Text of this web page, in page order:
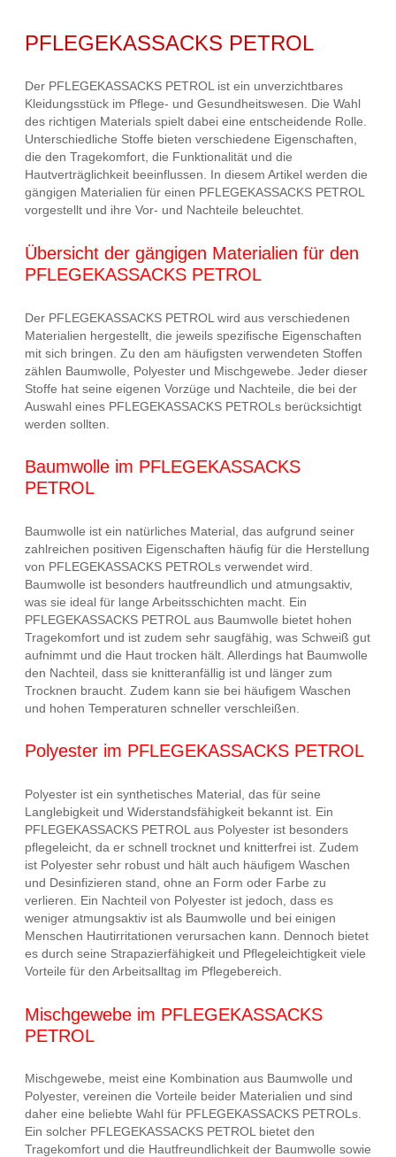
PFLEGEKASSACKS PETROL
Der PFLEGEKASSACKS PETROL ist ein unverzichtbares
Kleidungsstück im Pflege- und Gesundheitswesen. Die Wahl
des richtigen Materials spielt dabei eine entscheidende Rolle.
Unterschiedliche Stoffe bieten verschiedene Eigenschaften,
die den Tragekomfort, die Funktionalität und die
Hautverträglichkeit beeinflussen. In diesem Artikel werden die
gängigen Materialien für einen PFLEGEKASSACKS PETROL
vorgestellt und ihre Vor- und Nachteile beleuchtet.
Übersicht der gängigen Materialien für den
PFLEGEKASSACKS PETROL
Der PFLEGEKASSACKS PETROL wird aus verschiedenen
Materialien hergestellt, die jeweils spezifische Eigenschaften
mit sich bringen. Zu den am häufigsten verwendeten Stoffen
zählen Baumwolle, Polyester und Mischgewebe. Jeder dieser
Stoffe hat seine eigenen Vorzüge und Nachteile, die bei der
Auswahl eines PFLEGEKASSACKS PETROLs berücksichtigt
werden sollten.
Baumwolle im PFLEGEKASSACKS
PETROL
Baumwolle ist ein natürliches Material, das aufgrund seiner
zahlreichen positiven Eigenschaften häufig für die Herstellung
von PFLEGEKASSACKS PETROLs verwendet wird.
Baumwolle ist besonders hautfreundlich und atmungsaktiv,
was sie ideal für lange Arbeitsschichten macht. Ein
PFLEGEKASSACKS PETROL aus Baumwolle bietet hohen
Tragekomfort und ist zudem sehr saugfähig, was Schweiß gut
aufnimmt und die Haut trocken hält. Allerdings hat Baumwolle
den Nachteil, dass sie knitteranfällig ist und länger zum
Trocknen braucht. Zudem kann sie bei häufigem Waschen
und hohen Temperaturen schneller verschleißen.
Polyester im PFLEGEKASSACKS PETROL
Polyester ist ein synthetisches Material, das für seine
Langlebigkeit und Widerstandsfähigkeit bekannt ist. Ein
PFLEGEKASSACKS PETROL aus Polyester ist besonders
pflegeleicht, da er schnell trocknet und knitterfrei ist. Zudem
ist Polyester sehr robust und hält auch häufigem Waschen
und Desinfizieren stand, ohne an Form oder Farbe zu
verlieren. Ein Nachteil von Polyester ist jedoch, dass es
weniger atmungsaktiv ist als Baumwolle und bei einigen
Menschen Hautirritationen verursachen kann. Dennoch bietet
es durch seine Strapazierfähigkeit und Pflegeleichtigkeit viele
Vorteile für den Arbeitsalltag im Pflegebereich.
Mischgewebe im PFLEGEKASSACKS
PETROL
Mischgewebe, meist eine Kombination aus Baumwolle und
Polyester, vereinen die Vorteile beider Materialien und sind
daher eine beliebte Wahl für PFLEGEKASSACKS PETROLs.
Ein solcher PFLEGEKASSACKS PETROL bietet den
Tragekomfort und die Hautfreundlichkeit der Baumwolle sowie